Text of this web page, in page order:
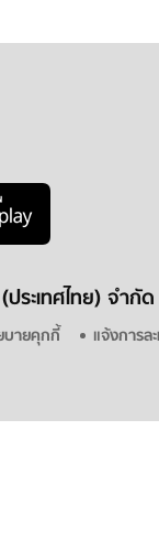
ระเทศไทย) จำกัด
บายคุกกี้ แจ้งการล